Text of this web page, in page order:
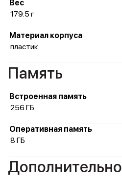
Вес
179.5 г
Материал корпуса
пластик
Память
Встроенная память
256 ГБ
Оперативная память
8 ГБ
Дополнительно